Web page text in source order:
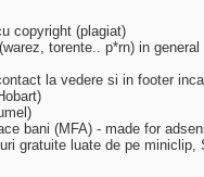
copyright (plagiat)
torente.. p*rn) in
la vedere si in footer
bani (MFA) - made for
gratuite luate de pe miniclip,